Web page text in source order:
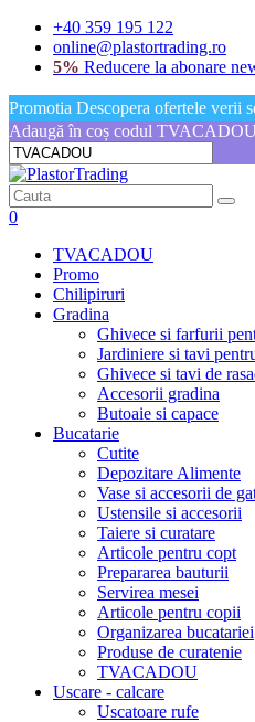
+40 359 195 122
online@plastortrading.ro
5% Reducere la abonare
Promotia Descopera ofertele verii
Adaugă în coș codul
0
TVACADOU
Promo
Chilipiruri
Gradina
Ghivece si farfurii
Jardiniere si tavi
Ghivece si tavi de
Accesorii gradina
Butoaie si capace
Bucatarie
Cutite
Depozitare Alimente
Vase si accesorii de
Ustensile si accesorii
Taiere si curatare
Articole pentru copt
Prepararea bauturii
Servirea mesei
Articole pentru copii
Organizarea bucatariei
Produse de curatenie
TVACADOU
Uscare - calcare
Uscatoare rufe